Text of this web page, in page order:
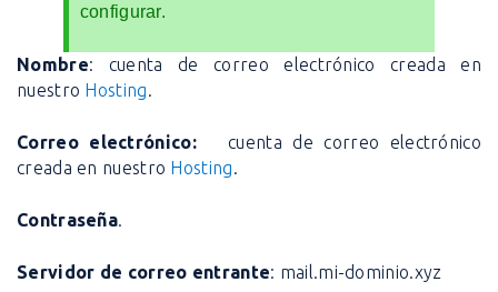
configurar.
Nombre: cuenta de correo electrónico creada en
nuestro Hosting.
Correo electrónico:cuenta de correo electrónico
creada en nuestro Hosting.
Contraseña.
Servidor de correo entrante: mail.mi-dominio.xyz